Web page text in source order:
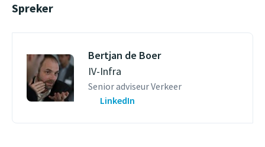
Spreker
Bertjan de Boer
IV-Infra
Senior adviseur Verkeer
LinkedIn